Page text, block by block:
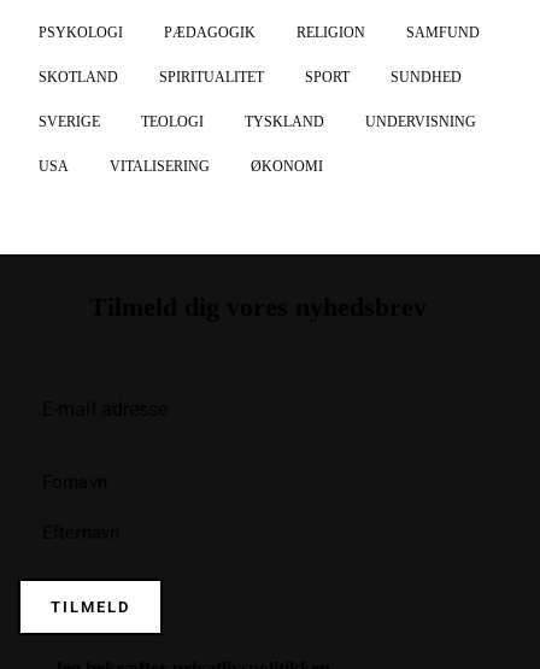
PSYKOLOGI PÆDAGOGIK RELIGION SAMFUND
SKOTLAND SPIRITUALITET SPORT SUNDHED
SVERIGE TEOLOGI TYSKLAND UNDERVISNING
USA VITALISERING ØKONOMI
TILMELD